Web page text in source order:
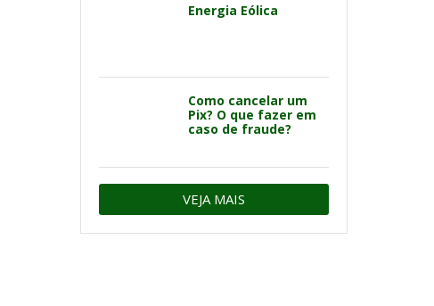
Energia Eólica
Como cancelar um
Pix? O que fazer em
caso de fraude?
VEJA MAIS